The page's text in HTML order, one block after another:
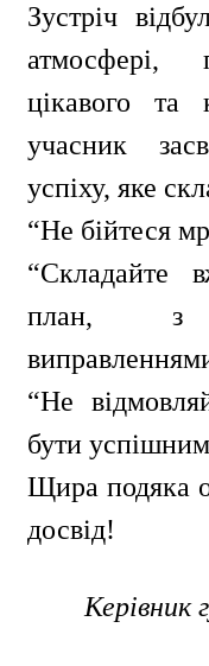
Зустріч
атмосфері,
цікавого та
учасник
успіху, яке
“Не бійтеся
“Складайте
план, з
“Не
бути
Щира подяка
досвід!
Керівник